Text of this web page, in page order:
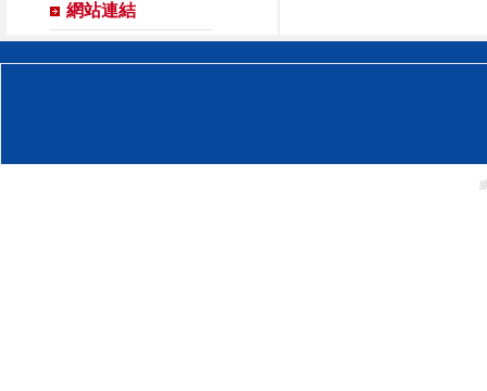
網站連結